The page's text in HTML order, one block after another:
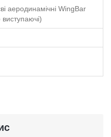
аеродинамічні WingBar